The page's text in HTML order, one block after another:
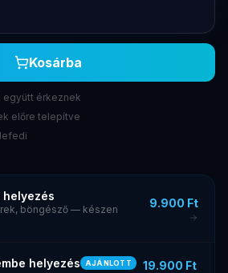
Kosárba
együtt érkeznek
előre telepítve
helyezés
böngésző — készen
9.900 Ft
helyezés AJÁNLOTT 19.900 Ft